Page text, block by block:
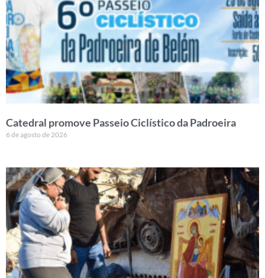
Catedral promove Passeio Ciclístico da Padroeira
6 de agosto de 2026